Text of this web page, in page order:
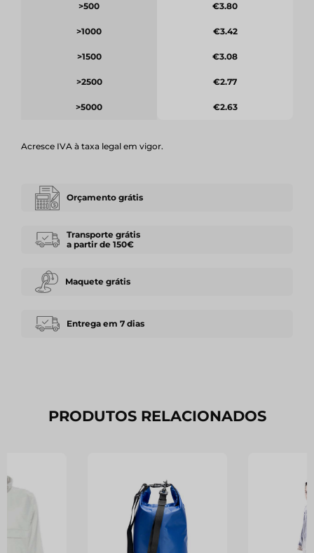
>500
>1000
>1500
>2500
>5000
€3.80
€3.42
€3.08
€2.77
€2.63
Acresce IVA à taxa legal em vigor.
Orçamento grátis
Transporte grátis
a partir de 150€
Maquete grátis
Entrega em 7 dias
PRODUTOS RELACIONADOS